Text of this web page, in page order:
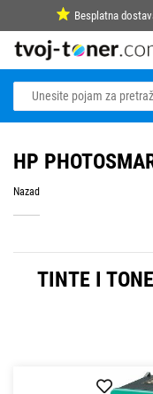
Besplatna
HP
Nazad
TINTE I